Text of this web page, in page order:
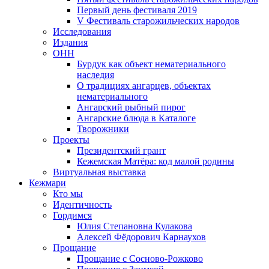
Первый день фестиваля 2019
V Фестиваль старожильческих народов
Исследования
Издания
ОНН
Бурдук как объект нематериального
наследия
О традициях ангарцев, объектах
нематериального
Ангарский рыбный пирог
Ангарские блюда в Каталоге
Творожники
Проекты
Президентский грант
Кежемская Матёра: код малой родины
Виртуальная выставка
Кежмари
Кто мы
Идентичность
Гордимся
Юлия Степановна Кулакова
Алексей Фёдорович Карнаухов
Прощание
Прощание с Сосново-Рожково